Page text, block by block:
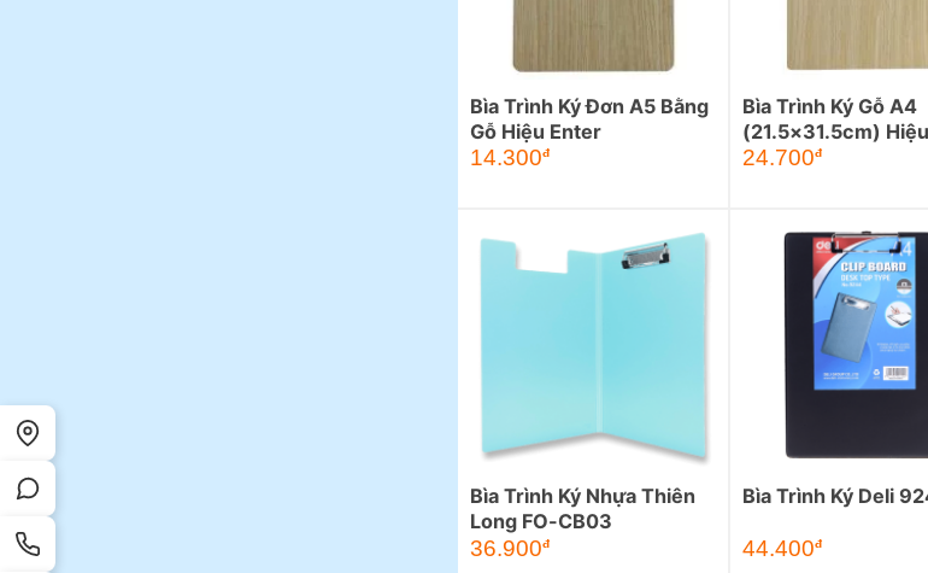
Bìa Trình Ký Đơn A5 Bằng
Gỗ Hiệu Enter
14.300đ
Bìa Trình Ký Gỗ A4
(21.5×31.5cm)
24.700đ
Bìa Trình Ký Nhựa Thiên
Long FO-CB03
36.900đ
Bìa Trình Ký Deli
44.400đ